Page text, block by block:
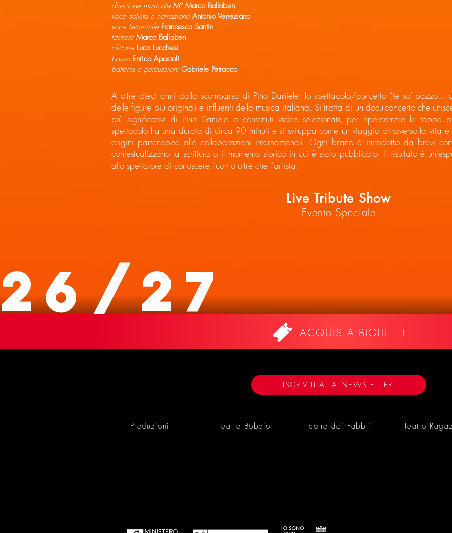
direzione musicale M° Marco Ballaben
voce solista e narrazione Antonio Veneziano
voce femminile Francesca Santin
tastiere Marco Ballaben
chitarre Luca Lucchesi
basso Enrico Apostoli
batteria e percussioni Gabriele Petracco
A oltre dieci anni dalla scomparsa di Pino Daniele, lo spettacolo/concerto “Je so’ pazzo...
delle figure più originali e influenti della musica italiana. Si tratta di un docu-concerto che
più significativi di Pino Daniele a contenuti video selezionati, per ripercorrere le tappe
spettacolo ha una durata di circa 90 minuti e si sviluppa come un viaggio attraverso la vita
origini partenopee alle collaborazioni internazionali. Ogni brano è introdotto da brevi
contestualizzano la scrittura o il momento storico in cui è stato pubblicato. Il risultato è
allo spettatore di conoscere l’uomo oltre che l'artista.
Live Tribute Show
Evento Speciale
26/27
ACQUISTA BIGLIETTI
ISCRIVITI ALLA NEWSLETTER
Produzioni Teatro Bobbio Teatro dei Fabbri Teatro